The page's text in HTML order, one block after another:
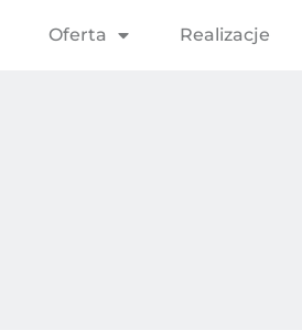
Oferta Realizacje